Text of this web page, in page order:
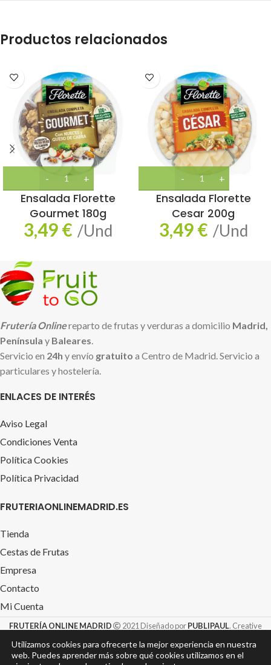
Productos relacionados
Ensalada Florette
Gourmet 180g
3,49€ /Und
Ensalada Florette
Cesar 200g
3,49€ /Und
Frutería Onlinereparto de frutas y verduras a domicilio Madrid,
Península y Baleares.
Servicio en 24h y envío gratuito a Centro de Madrid. Servicio a
particulares y hostelería.
ENLACES DE INTERÉS
Aviso Legal
Condiciones Venta
Política Cookies
Política Privacidad
FRUTERIAONLINEMADRID.ES
Tienda
Cestas de Frutas
Empresa
Contacto
Mi Cuenta
FRUTERÍA ONLINE MADRID 2021 Diseñado porPUBLIPAUL. Creative
Design S.L. &TIENDAROTULACION.com
Utilizamos cookies para ofrecerte la mejor experiencia en nuestra
web. Puedes aprender más sobre qué cookies utilizamos en el